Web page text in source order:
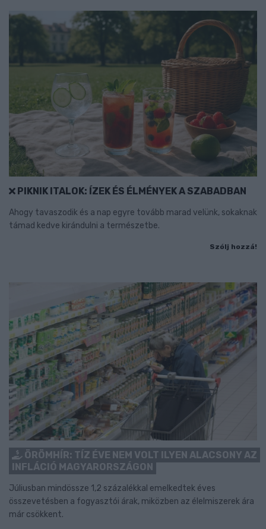
PIKNIK ITALOK: ÍZEK ÉS ÉLMÉNYEK A SZABADBAN
Ahogy tavaszodik és a nap egyre tovább marad velünk, sokaknak
támad kedve kirándulni a természetbe.
Szólj hozzá!
ÖRÖMHÍR: TÍZ ÉVE NEM VOLT ILYEN ALACSONY AZ
INFLÁCIÓ MAGYARORSZÁGON
Júliusban mindössze 1,2 százalékkal emelkedtek éves
összevetésben a fogyasztói árak, miközben az élelmiszerek ára
már csökkent.